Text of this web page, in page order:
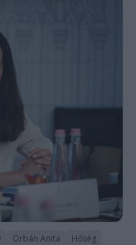
Orbán Anita Hőség